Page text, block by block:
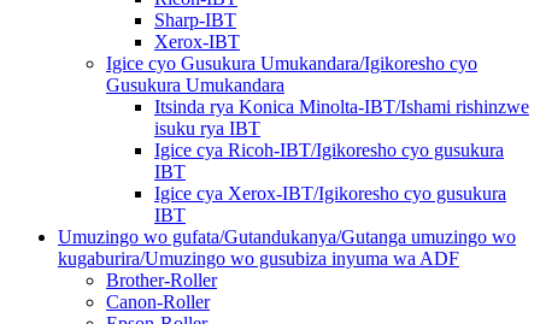
Sharp-IBT
Xerox-IBT
Igice cyo Gusukura Umukandara/Igikoresho cyo
Gusukura Umukandara
Itsinda rya Konica Minolta-IBT/Ishami rishinzwe
isuku rya IBT
Igice cya Ricoh-IBT/Igikoresho cyo gusukura
IBT
Igice cya Xerox-IBT/Igikoresho cyo gusukura
IBT
Umuzingo wo gufata/Gutandukanya/Gutanga umuzingo wo
kugaburira/Umuzingo wo gusubiza inyuma wa ADF
Brother-Roller
Canon-Roller